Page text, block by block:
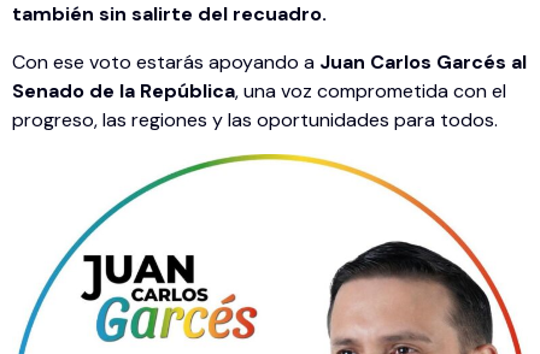
también sin salirte del recuadro.
Con ese voto estarás apoyando a Juan Carlos Garcés al
Senado de la República, una voz comprometida con el
progreso, las regiones y las oportunidades para todos.